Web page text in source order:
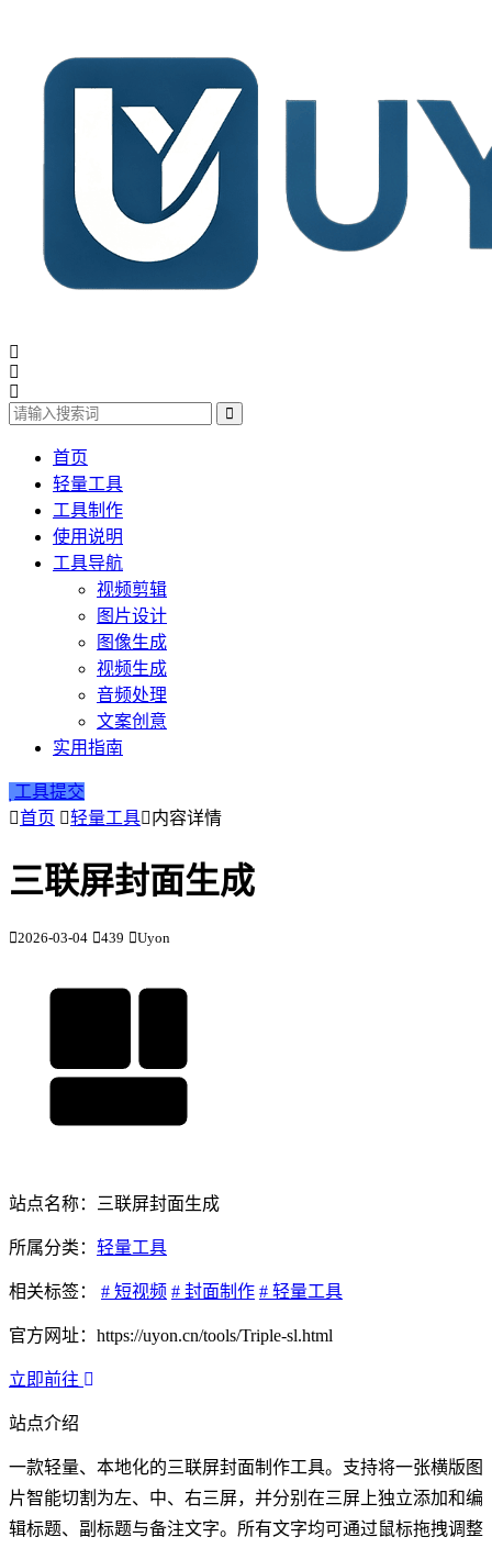
首页
轻量工具
工具制作
使用说明
工具导航
视频剪辑
图片设计
图像生成
视频生成
音频处理
文案创意
实用指南
工具提交
首页
轻量工具 内容详情
三联屏封面生成
2026-03-04 439 Uyon
站点名称：三联屏封面生成
所属分类： 轻量工具
相关标签： # 短视频 # 封面制作 # 轻量工具
官方网址：https://uyon.cn/tools/Triple-sl.html
立即前往
站点介绍
一款轻量、本地化的三联屏封面制作工具。支持将一张横版图
片智能切割为左、中、右三屏，并分别在三屏上独立添加和编
辑标题、副标题与备注文字。所有文字均可通过鼠标拖拽调整